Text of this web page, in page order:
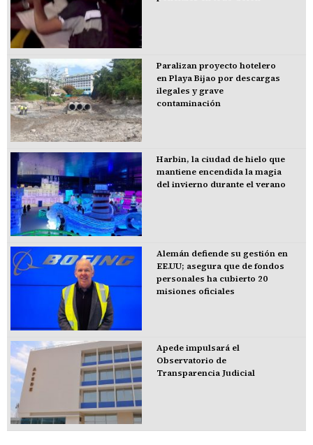
Paralizan proyecto hotelero
en Playa Bijao por descargas
ilegales y grave
contaminación
Harbin, la ciudad de hielo que
mantiene encendida la magia
del invierno durante el verano
Alemán defiende su gestión en
EE.UU; asegura que de fondos
personales ha cubierto 20
misiones oficiales
Apede impulsará el
Observatorio de
Transparencia Judicial